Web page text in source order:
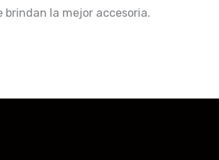
brindan la mejor accesoria.